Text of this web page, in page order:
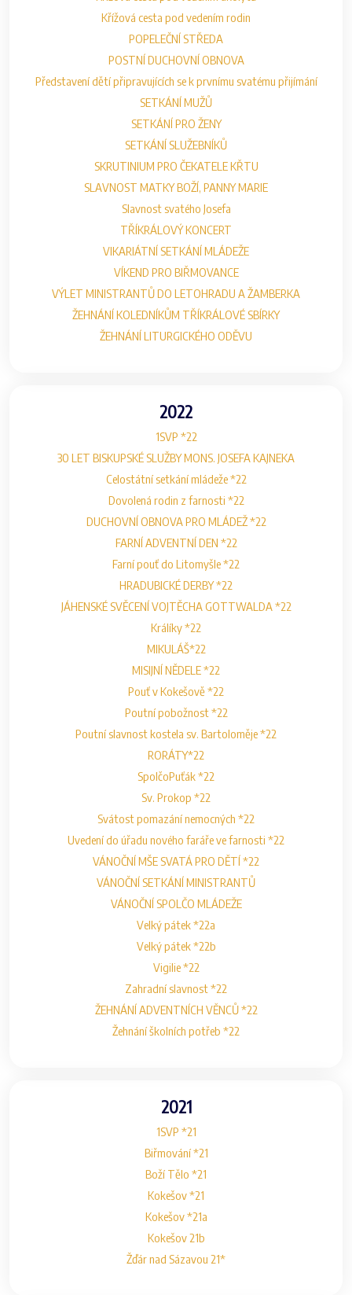
Křížová cesta pod vedením rodin
POPELEČNÍ STŘEDA
POSTNÍ DUCHOVNÍ OBNOVA
Představení dětí připravujících se k prvnímu svatému přijímání
SETKÁNÍ MUŽŮ
SETKÁNÍ PRO ŽENY
SETKÁNÍ SLUŽEBNÍKŮ
SKRUTINIUM PRO ČEKATELE KŘTU
SLAVNOST MATKY BOŽÍ, PANNY MARIE
Slavnost svatého Josefa
TŘÍKRÁLOVÝ KONCERT
VIKARIÁTNÍ SETKÁNÍ MLÁDEŽE
VÍKEND PRO BIŘMOVANCE
VÝLET MINISTRANTŮ DO LETOHRADU A ŽAMBERKA
ŽEHNÁNÍ KOLEDNÍKŮM TŘÍKRÁLOVÉ SBÍRKY
ŽEHNÁNÍ LITURGICKÉHO ODĚVU
2022
1SVP *22
30 LET BISKUPSKÉ SLUŽBY MONS. JOSEFA KAJNEKA
Celostátní setkání mládeže *22
Dovolená rodin z farnosti *22
DUCHOVNÍ OBNOVA PRO MLÁDEŽ *22
FARNÍ ADVENTNÍ DEN *22
Farní pouť do Litomyšle *22
HRADUBICKÉ DERBY *22
JÁHENSKÉ SVĚCENÍ VOJTĚCHA GOTTWALDA *22
Králíky *22
MIKULÁŠ*22
MISIJNÍ NĚDELE *22
Pouť v Kokešově *22
Poutní pobožnost *22
Poutní slavnost kostela sv. Bartoloměje *22
RORÁTY*22
SpolčoPuťák *22
Sv. Prokop *22
Svátost pomazání nemocných *22
Uvedení do úřadu nového faráře ve farnosti *22
VÁNOČNÍ MŠE SVATÁ PRO DĚTÍ *22
VÁNOČNÍ SETKÁNÍ MINISTRANTŮ
VÁNOČNÍ SPOLČO MLÁDEŽE
Velký pátek *22a
Velký pátek *22b
Vigilie *22
Zahradní slavnost *22
ŽEHNÁNÍ ADVENTNÍCH VĚNCŮ *22
Žehnání školních potřeb *22
2021
1SVP *21
Biřmování *21
Boží Tělo *21
Kokešov *21
Kokešov *21a
Kokešov 21b
Žďár nad Sázavou 21*